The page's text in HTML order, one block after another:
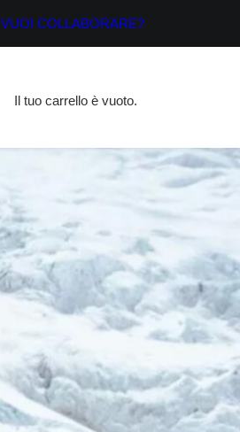
VUOI COLLABORARE?
Il tuo carrello è vuoto.